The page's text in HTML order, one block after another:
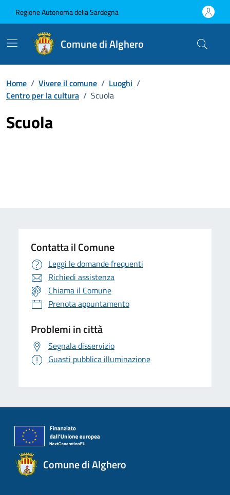
Regione Autonoma della Sardegna
Comune di Alghero
Home / Vivere il comune / Luoghi /
Centro per la cultura / Scuola
Scuola
Contatta il Comune
Leggi le domande frequenti
Richiedi assistenza
Chiama il Comune
Prenota appuntamento
Problemi in città
Segnala disservizio
Guasti pubblica illuminazione
Comune di Alghero